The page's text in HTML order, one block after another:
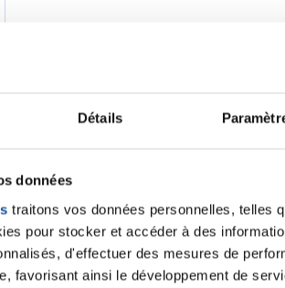
Détails
données
traitons vos données personnelles, telles
pour stocker et accéder à des
d'effectuer des mesures de
favorisant ainsi le développement de
J ai été opéré en décembre 2024 ,
Citer